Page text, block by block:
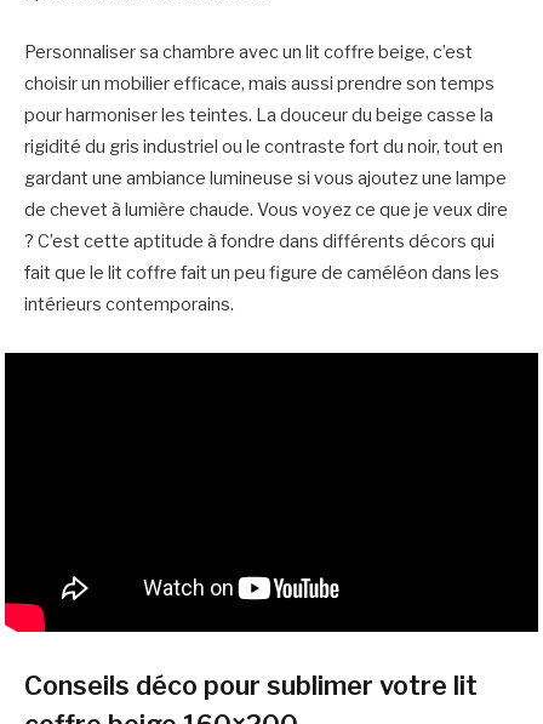
Personnaliser sa chambre avec un lit coffre beige, c’est
choisir un mobilier efficace, mais aussi prendre son temps
pour harmoniser les teintes. La douceur du beige casse la
rigidité du gris industriel ou le contraste fort du noir, tout en
gardant une ambiance lumineuse si vous ajoutez une lampe
de chevet à lumière chaude. Vous voyez ce que je veux dire
? C’est cette aptitude à fondre dans différents décors qui
fait que le lit coffre fait un peu figure de caméléon dans les
intérieurs contemporains.
Conseils déco pour sublimer votre lit